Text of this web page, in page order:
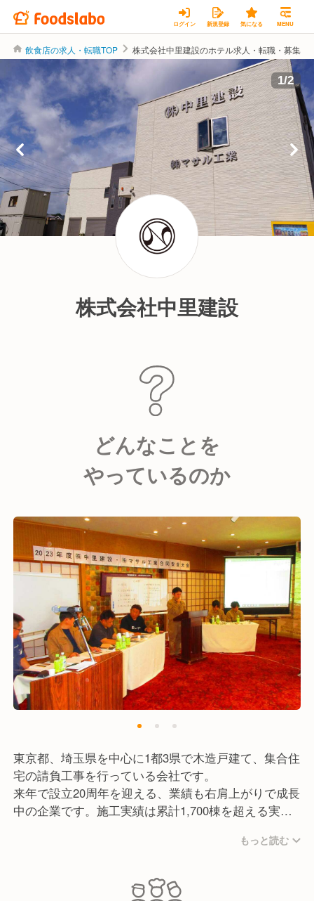
ログイン 新規登録 気になる MENU
飲食店の求人・転職TOP 株式会社中里建設のホテル求人・転職・募集
1/2
株式会社中里建設
どんなことを
やっているのか
東京都、埼玉県を中心に1都3県で木造戸建て、集合住
宅の請負工事を行っている会社です。
来年で設立20周年を迎える、業績も右肩上がりで成長
中の企業です。施工実績は累計1,700棟を超える実績
もっと読む